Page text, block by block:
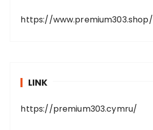
https://www.premium303.shop/
LINK
https://premium303.cymru/